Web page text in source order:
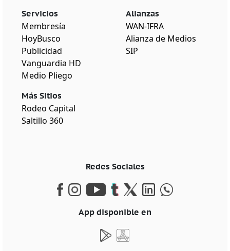
Servicios
Membresía
HoyBusco
Publicidad
Vanguardia HD
Medio Pliego
Más Sitios
Rodeo Capital
Saltillo 360
Alianzas
WAN-IFRA
Alianza de Medios
SIP
Redes Sociales
App disponible en